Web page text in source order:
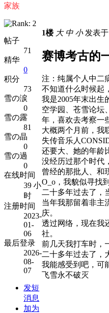
家族
帖子
71
精华
0
积分
73
雪の涙
0
雪の露
81
雪の晶
0
雪の過
0
在线时间
39 小
时
注册时间
2023-
01-
06
最后登录
2026-
08-
07
发短
消息
加为
1楼 大 中 小发表于
赛博考古的
注：纯属个人中二
不知道什么时候起
我是2005年末出生
空学园、苍雪论坛
年，喜欢去考察一
大概两个月前，我
失传音乐人
还要大、她的年龄
没经历过那个时代
曾经的那批人、和
O_o，我貌似寻找
二十多年过去了，
当年我那留着非主
庆。
透过网络，现在我
社。
前几天我打车时，
二十多年过去了，
我能感受到吧，可
飞雪永不破灭